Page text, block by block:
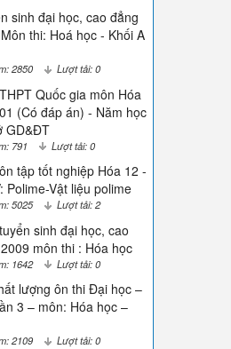
sinh đại học, cao đẳng
thi: Hoá học - Khối A
2850 Lượt tải: 0
Quốc gia môn Hóa
(Có đáp án) - Năm học
GD&ĐT
791 Lượt tải: 0
tập tốt nghiệp Hóa 12 -
Polime-Vật liệu polime
5025 Lượt tải: 2
sinh đại học, cao
môn thi : Hóa học
1642 Lượt tải: 0
lượng ôn thi Đại học –
3 – môn: Hóa học –
2109 Lượt tải: 0